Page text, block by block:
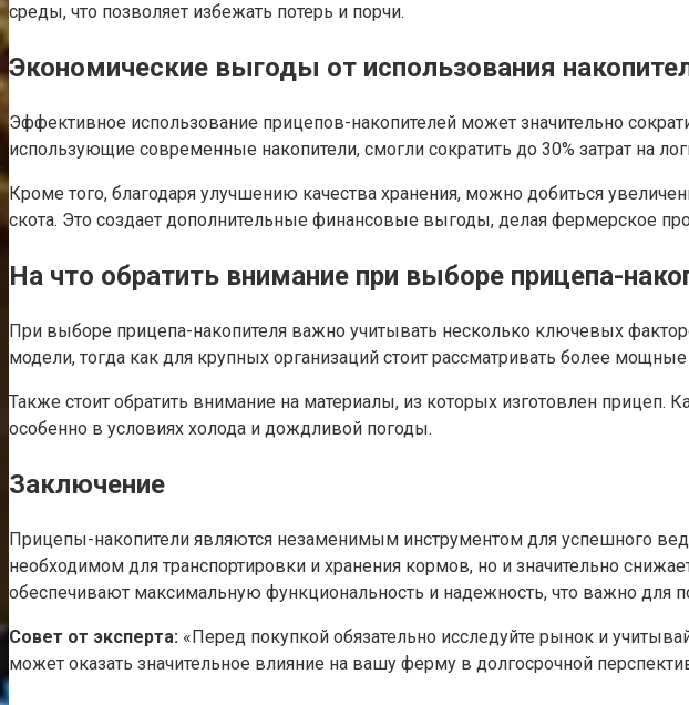
среды, что позволяет избежать потерь и порчи.
Экономические выгоды от использования
Эффективное использование прицепов-накопителей может значительно
использующие современные накопители, смогли сократить до 30% затрат на
Кроме того, благодаря улучшению качества хранения, можно добиться
скота. Это создает дополнительные финансовые выгоды, делая фермерское
На что обратить внимание при выборе прицепа-
При выборе прицепа-накопителя важно учитывать несколько ключевых
модели, тогда как для крупных организаций стоит рассматривать более мощные
Также стоит обратить внимание на материалы, из которых изготовлен прицеп.
особенно в условиях холода и дождливой погоды.
Заключение
Прицепы-накопители являются незаменимым инструментом для успешного
необходимом для транспортировки и хранения кормов, но и значительно
обеспечивают максимальную функциональность и надежность, что важно для
Совет от эксперта: «Перед покупкой обязательно исследуйте рынок и
может оказать значительное влияние на вашу ферму в долгосрочной